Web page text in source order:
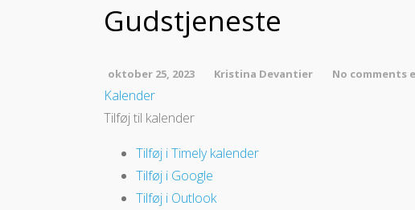
Gudstjeneste
oktober 25, 2023 Kristina Devantier No comments
Kalender
Tilføj til kalender
Tilføj i Timely kalender
Tilføj i Google
Tilføj i Outlook